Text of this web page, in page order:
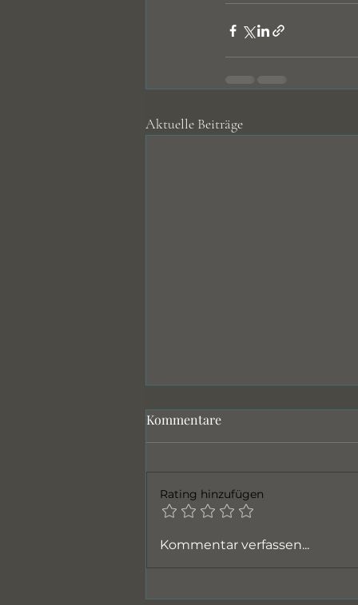
Aktuelle Beiträge
Genetik
Kommentare
Rating hinzufügen
Kommentar verfassen...